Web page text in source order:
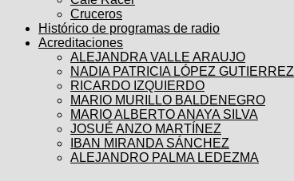
Cruceros
Histórico de programas de radio
Acreditaciones
ALEJANDRA VALLE ARAUJO
NADIA PATRICIA LÓPEZ GUTIERREZ
RICARDO IZQUIERDO
MARIO MURILLO BALDENEGRO
MARIO ALBERTO ANAYA SILVA
JOSUÉ ANZO MARTÍNEZ
IBAN MIRANDA SÁNCHEZ
ALEJANDRO PALMA LEDEZMA